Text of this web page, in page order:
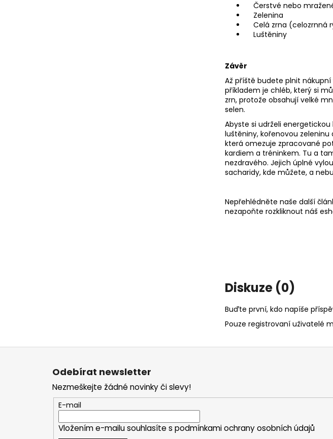
Čerstvé nebo
Zelenina
Celá zrna (celozrnná
Luštěniny
Závěr
Až příště budete plnit
příkladem je chléb, který si
zrn, protože obsahují velké
selen.
Abyste si udrželi
luštěniny, kořenovou
která omezuje zpracované
kardiem a tréninkem. Tu a
nezdravého. Jejich úplné
sacharidy, kde můžete, a
Nepřehlédněte naše další
nezapoňte rozkliknout náš
Diskuze (0)
Buďte první, kdo napíše
Pouze registrovaní uživatelé
Odebírat newsletter
Nezmeškejte žádné novinky či slevy!
E-mail
Vložením e-mailu souhlasíte s podmínkami ochrany osobních údajů